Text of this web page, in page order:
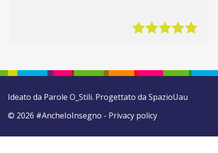
Ideato da Parole O_Stili. Progettato da SpazioUau
© 2026 #AncheIoInsegno - Privacy policy